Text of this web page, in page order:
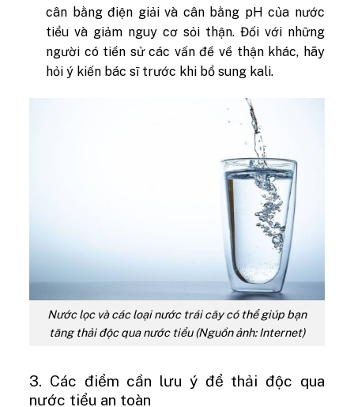
cân bằng điện giải và cân bằng pH của nước
tiểu và giảm nguy cơ sỏi thận. Đối với những
người có tiền sử các vấn đề về thận khác, hãy
hỏi ý kiến bác sĩ trước khi bổ sung kali.
Nước lọc và các loại nước trái cây có thể giúp bạn
tăng thải độc qua nước tiểu (Nguồn ảnh: Internet)
3. Các điểm cần lưu ý để thải độc qua
nước tiểu an toàn